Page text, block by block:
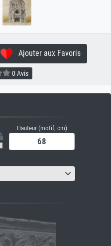
Ajouter aux Favoris
0 Avis
Hauteur (motif, cm)